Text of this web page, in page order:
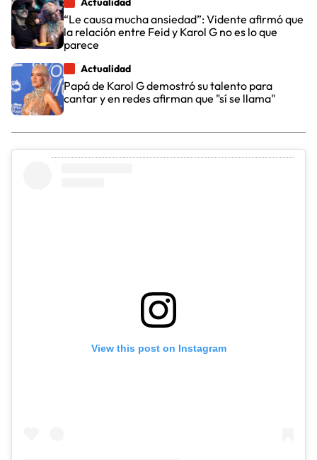
“Le causa mucha ansiedad”: Vidente afirmó que
la relación entre Feid y Karol G no es lo que
parece
Actualidad
Papá de Karol G demostró su talento para
cantar y en redes afirman que "sí se llama"
View this post on Instagram